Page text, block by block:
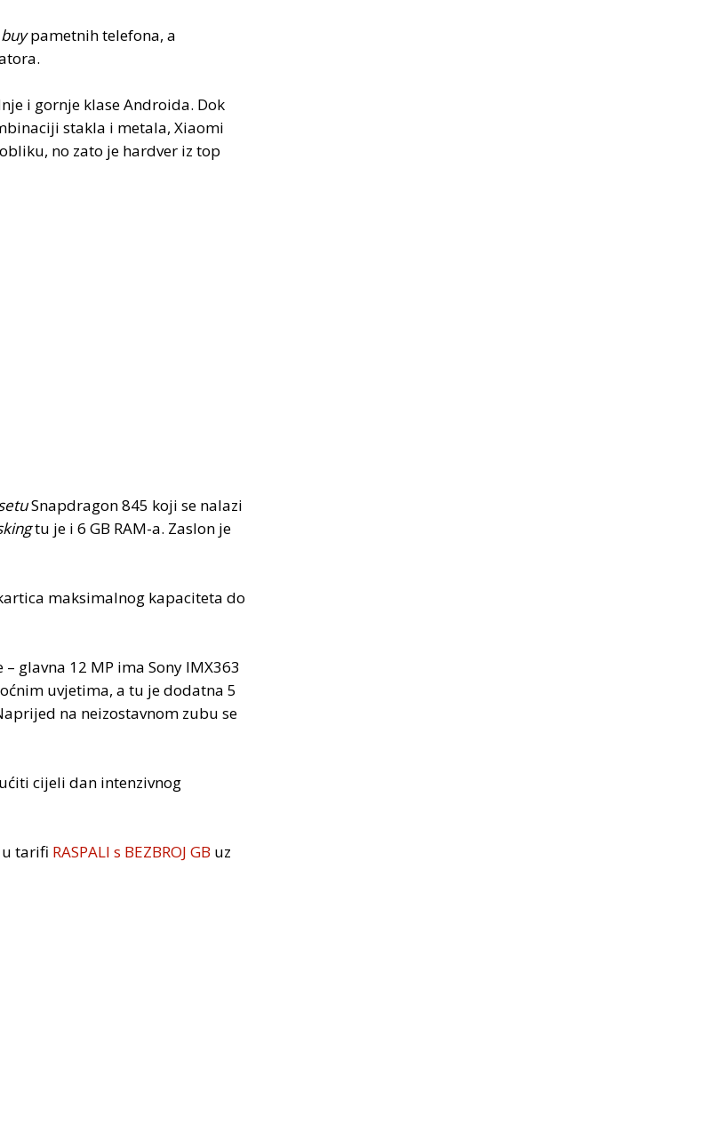
pametnih telefona, a
i gornje klase Androida. Dok
stakla i metala, Xiaomi
no zato je hardver iz top
Snapdragon 845 koji se nalazi
tu je i 6 GB RAM-a. Zaslon je
maksimalnog kapaciteta do
glavna 12 MP ima Sony IMX363
uvjetima, a tu je dodatna 5
na neizostavnom zubu se
cijeli dan intenzivnog
u tarifi RASPALI s BEZBROJ GB uz